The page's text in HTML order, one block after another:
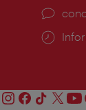
Ort: